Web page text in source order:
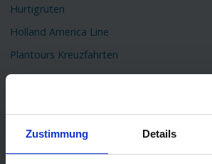
Zustimmung Details
Hurtigruten
Holland America Line
Plantours Kreuzfahrten
Orient Kreuzfahrt
Kreuzfahrt Mittelmeer